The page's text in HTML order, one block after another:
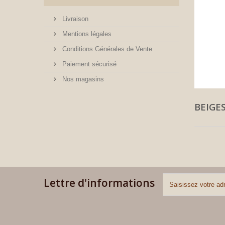
Livraison
Mentions légales
Conditions Générales de Vente
Paiement sécurisé
Nos magasins
Lettre d'informations